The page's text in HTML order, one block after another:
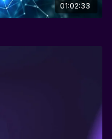
01:02:33